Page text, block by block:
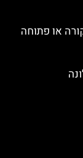
או פתוחה